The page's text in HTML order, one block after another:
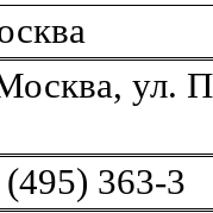
ул.
363-3